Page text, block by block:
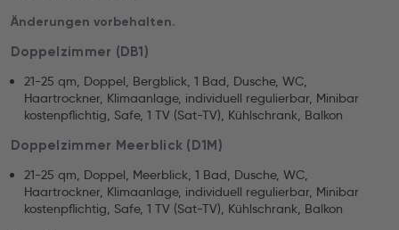
Änderungen vorbehalten.
Doppelzimmer (DB1)
21-25 qm, Doppel, Bergblick, 1 Bad, Dusche, WC,
Haartrockner, Klimaanlage, individuell regulierbar, Minibar
kostenpflichtig, Safe, 1 TV (Sat-TV), Kühlschrank, Balkon
Doppelzimmer Meerblick (D1M)
21-25 qm, Doppel, Meerblick, 1 Bad, Dusche, WC,
Haartrockner, Klimaanlage, individuell regulierbar, Minibar
kostenpflichtig, Safe, 1 TV (Sat-TV), Kühlschrank, Balkon